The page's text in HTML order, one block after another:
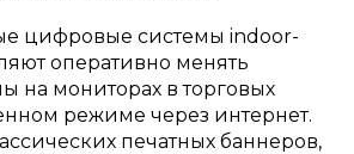
цифровые системы indoor-
оперативно менять
на мониторах в торговых
режиме через интернет.
печатных баннеров,